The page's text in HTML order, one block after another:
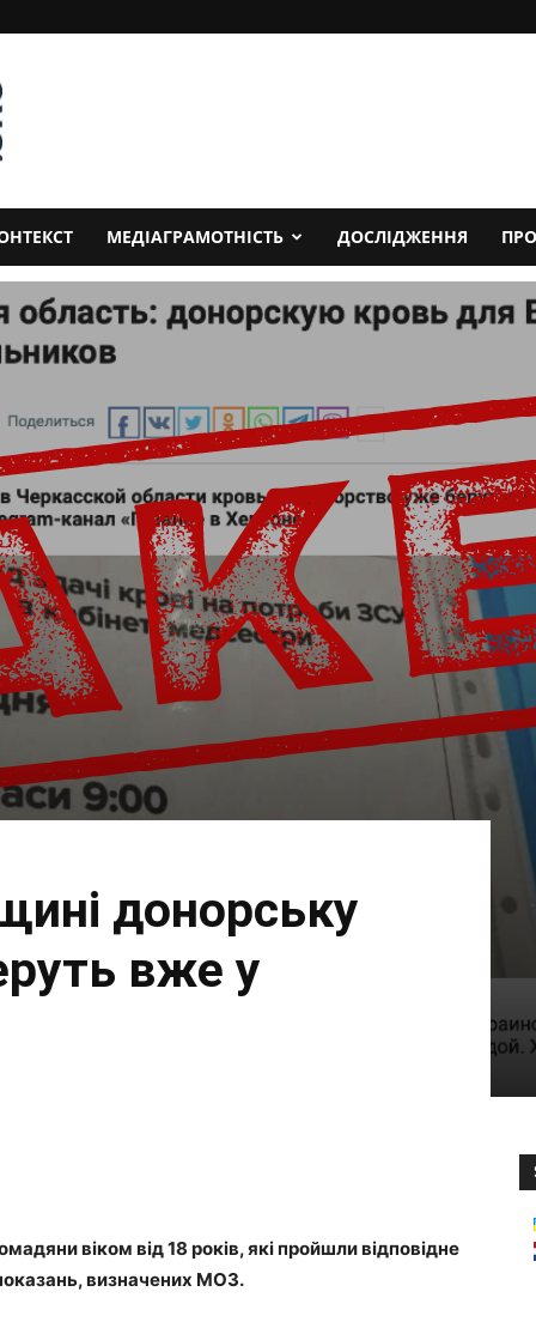
МЕДІАГРАМОТНІСТЬ ДОСЛІДЖЕННЯ
донорську
вже у
віком від 18 років, які пройшли відповідне
визначених МОЗ.